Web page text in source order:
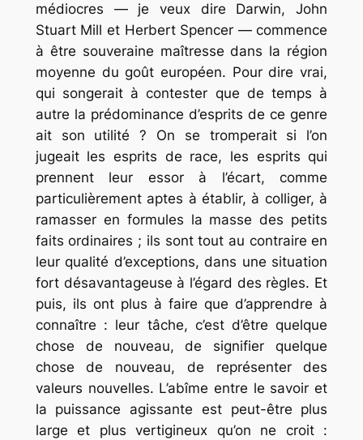
médiocres — je veux dire Darwin, John
Stuart Mill et Herbert Spencer — commence
à être souveraine maîtresse dans la région
moyenne du goût européen. Pour dire vrai,
qui songerait à contester que de temps à
autre la prédominance d’esprits de ce genre
ait son utilité ? On se tromperait si l’on
jugeait les esprits de race, les esprits qui
prennent leur essor à l’écart, comme
particulièrement aptes à établir, à colliger, à
ramasser en formules la masse des petits
faits ordinaires ; ils sont tout au contraire en
leur qualité d’exceptions, dans une situation
fort désavantageuse à l’égard des règles. Et
puis, ils ont plus à faire que d’apprendre à
connaître : leur tâche, c’est d’être quelque
chose de nouveau, de signifier quelque
chose de nouveau, de représenter des
valeurs nouvelles. L’abîme entre le savoir et
la puissance agissante est peut-être plus
large et plus vertigineux qu’on ne croit :